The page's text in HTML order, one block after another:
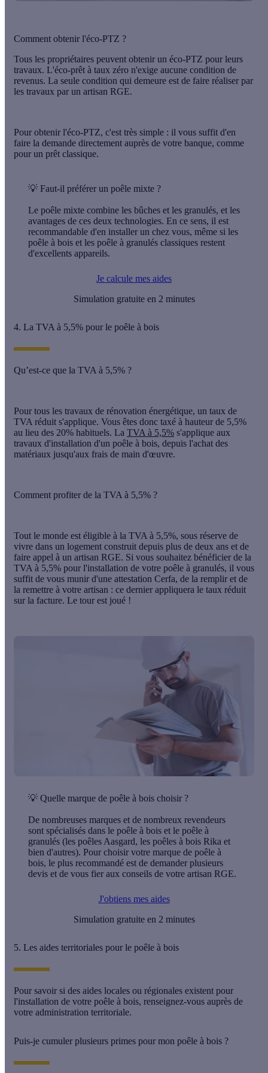
Comment obtenir l'éco-PTZ ?
Tous les propriétaires peuvent obtenir un éco-PTZ pour leurs
travaux. L'éco-prêt à taux zéro n'exige aucune condition de
revenus. La seule condition qui demeure est de faire réaliser par
les travaux par un artisan RGE.
Pour obtenir l'éco-PTZ, c'est très simple : il vous suffit d'en
faire la demande directement auprès de votre banque, comme
pour un prêt classique.
💡 Faut-il préférer un poêle mixte ?
Le poêle mixte combine les bûches et les granulés, et les
avantages de ces deux technologies. En ce sens, il est
recommandable d'en installer un chez vous, même si les
poêle à bois et les poêle à granulés classiques restent
d'excellents appareils.
Je calcule mes aides
Simulation gratuite en 2 minutes
4. La TVA à 5,5% pour le poêle à bois
Qu’est-ce que la TVA à 5,5% ?
Pour tous les travaux de rénovation énergétique, un taux de
TVA réduit s'applique. Vous êtes donc taxé à hauteur de 5,5%
au lieu des 20% habituels. La TVA à 5,5% s'applique aux
travaux d'installation d'un poêle à bois, depuis l'achat des
matériaux jusqu'aux frais de main d'œuvre.
Comment profiter de la TVA à 5,5% ?
Tout le monde est éligible à la TVA à 5,5%, sous réserve de
vivre dans un logement construit depuis plus de deux ans et de
faire appel à un artisan RGE. Si vous souhaitez bénéficier de la
TVA à 5,5% pour l'installation de votre poêle à granulés, il vous
suffit de vous munir d'une attestation Cerfa, de la remplir et de
la remettre à votre artisan : ce dernier appliquera le taux réduit
sur la facture. Le tour est joué !
💡 Quelle marque de poêle à bois choisir ?
De nombreuses marques et de nombreux revendeurs
sont spécialisés dans le poêle à bois et le poêle à
granulés (les poêles Aasgard, les poêles à bois Rika et
bien d'autres). Pour choisir votre marque de poêle à
bois, le plus recommandé est de demander plusieurs
devis et de vous fier aux conseils de votre artisan RGE.
J'obtiens mes aides
Simulation gratuite en 2 minutes
5. Les aides territoriales pour le poêle à bois
Pour savoir si des aides locales ou régionales existent pour
l'installation de votre poêle à bois, renseignez-vous auprès de
votre administration territoriale.
Puis-je cumuler plusieurs primes pour mon poêle à bois ?